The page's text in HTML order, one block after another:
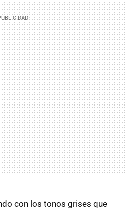
con los tonos grises que